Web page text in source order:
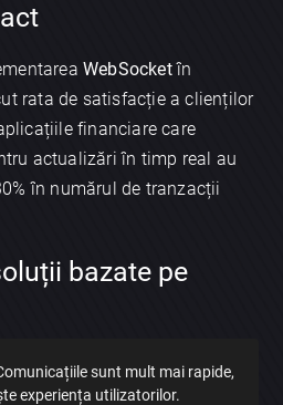
WebSocketîn
rata de satisfacție a clienților
financiare care
actualizări în timp real au
în numărul de tranzacții
bazate pe
sunt mult mai rapide,
experiența utilizatorilor.